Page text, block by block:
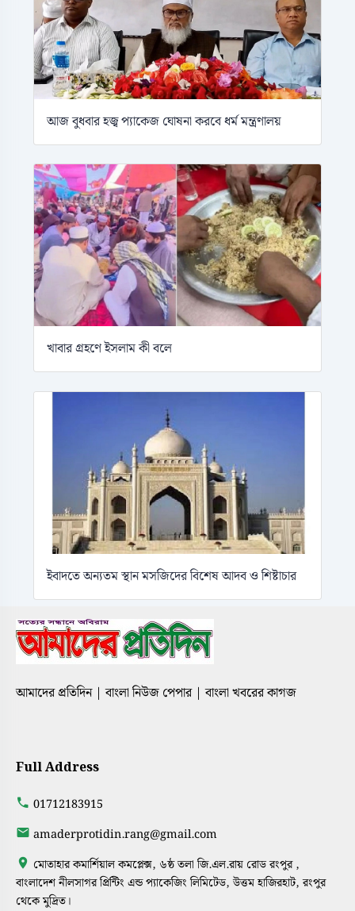
আজ বুধবার হজ্ব প্যাকেজ ঘোষনা করবে ধর্ম মন্ত্রণালয়
খাবার গ্রহণে ইসলাম কী বলে
ইবাদতে অন্যতম স্থান মসজিদের বিশেষ আদব ও শিষ্টাচার
আমাদের প্রতিদিন | বাংলা নিউজ পেপার | বাংলা খবরের কাগজ
Full Address
01712183915
amaderprotidin.rang@gmail.com
মোতাহার কমার্শিয়াল কমপ্লেক্স, ৬ষ্ঠ তলা জি.এল.রায় রোড রংপুর ,
বাংলাদেশ নীলসাগর প্রিন্টিং এন্ড প্যাকেজিং লিমিটেড, উত্তম হাজিরহাট, রংপুর
থেকে মুদ্রিত।